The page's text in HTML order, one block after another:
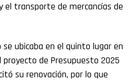
el transporte de mercancías de
ubicaba en el quinto lugar en
de Presupuesto 2025
su renovación, por lo que